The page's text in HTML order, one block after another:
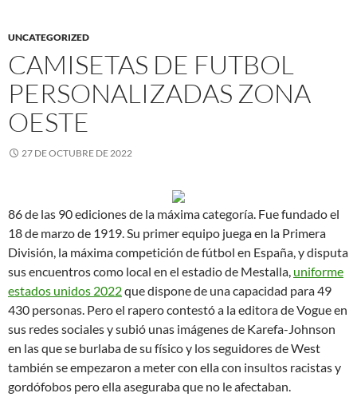
UNCATEGORIZED
CAMISETAS DE FUTBOL
PERSONALIZADAS ZONA
OESTE
27 DE OCTUBRE DE 2022
86 de las 90 ediciones de la máxima categoría. Fue fundado el
18 de marzo de 1919. Su primer equipo juega en la Primera
División, la máxima competición de fútbol en España, y disputa
sus encuentros como local en el estadio de Mestalla, uniforme
estados unidos 2022que dispone de una capacidad para 49
430 personas. Pero el rapero contestó a la editora de Vogue en
sus redes sociales y subió unas imágenes de Karefa-Johnson
en las que se burlaba de su físico y los seguidores de West
también se empezaron a meter con ella con insultos racistas y
gordófobos pero ella aseguraba que no le afectaban.